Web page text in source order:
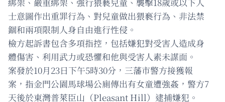
士意圖作出重罪行為、對兒童做出猥褻行為、非法禁
錮和兩項限制人身自由進行性侵。
檢方起訴書包含多項指控，包括嫌犯對受害人造成身
體傷害、利用武力或恐懼和他與受害人素未謀面。
案發於10月23日下午5時30分，三藩市警方接獲報
案，指金門公園馬球場公廁傳出有女童遭強姦，警方7
天後於東灣普萊臣山（Pleasant Hill）逮捕嫌犯。